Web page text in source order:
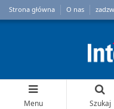
Strona główna O nas
Menu Szukaj